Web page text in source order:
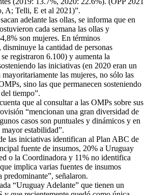
A; Telli, E et al 2021)”.
adelante las ollas, se informa que en
cada semana las ollas y
son mujeres. En términos
la cantidad de personas
registraron 6.100) y aumenta la
las iniciativas (en 2020 eran un
las mujeres, no sólo las
sino las que permanecen sosteniendo
tiempo”.
que al consultar a las OMPs sobre sus
“mencionan una gran diversidad de
casos son puntuales y dinámicos y en
estabilidad”.
las iniciativas identifican al Plan ABC de
fuente de insumos, 20% a Uruguay
o la Coordinadora y 11% no identifica
implica varias fuentes de insumos
señalaron.
“Uruguay Adelante” que tienen un